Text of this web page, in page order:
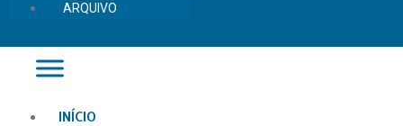
ARQUIVO
INÍCIO